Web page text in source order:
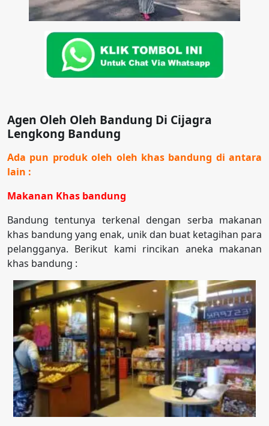
Agen Oleh Oleh Bandung Di Cijagra
Lengkong Bandung
Ada pun produk oleh oleh khas bandung di antara
lain :
Makanan Khas bandung
Bandung tentunya terkenal dengan serba makanan
khas bandung yang enak, unik dan buat ketagihan para
pelangganya. Berikut kami rincikan aneka makanan
khas bandung :